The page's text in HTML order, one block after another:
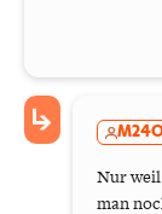
Nur weil
man